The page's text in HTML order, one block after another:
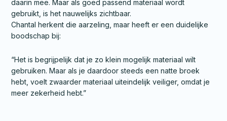
daarin mee. Maar als goed passend materiaal wordt
gebruikt, is het nauwelijks zichtbaar.
Chantal herkent die aarzeling, maar heeft er een duidelijke
boodschap bij:
“Het is begrijpelijk dat je zo klein mogelijk materiaal wilt
gebruiken. Maar als je daardoor steeds een natte broek
hebt, voelt zwaarder materiaal uiteindelijk veiliger, omdat je
meer zekerheid hebt.”